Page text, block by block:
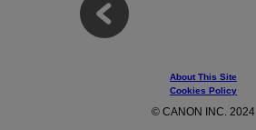
About This Site
Cookies Policy
© CANON INC. 2024